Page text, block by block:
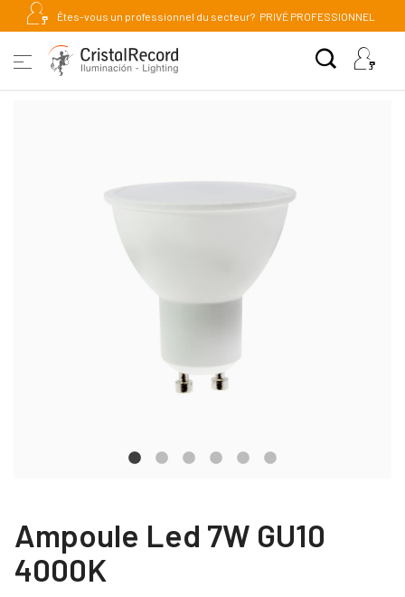
Êtes-vous un professionnel du secteur? PRIVÉ PROFESSIONNEL
Ampoule Led 7W GU10
4000K